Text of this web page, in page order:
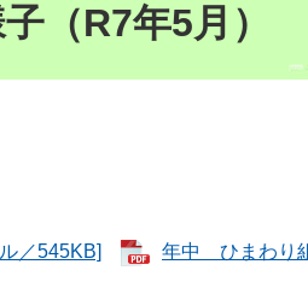
（R7年5月）
／545KB] 年中 ひまわり